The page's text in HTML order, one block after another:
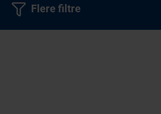
Flere filtre